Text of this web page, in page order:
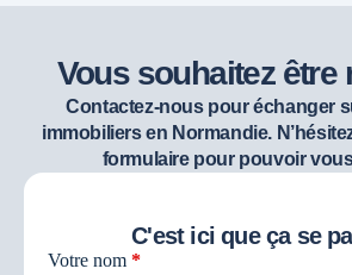
Vous souhaitez être
Contactez-nous pour échanger
immobiliers en Normandie.
formulaire pour pouvoir
C'est ici que ça se
Contact
Votre nom *